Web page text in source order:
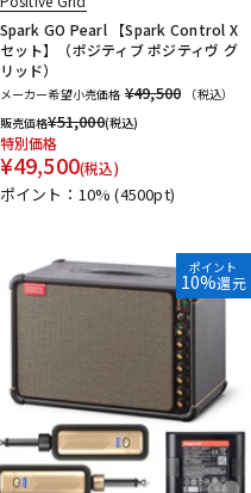
Spark GO Pearl 【Spark Control X
セット】（ポジティブ ポジティヴ グ
リッド）
メーカー希望小売価格 ¥49,500
（税込）
販売価格¥51,000(税込)
特別価格
¥49,500(税込)
ポイント：10%(4500pt)
ポイント
10%還元